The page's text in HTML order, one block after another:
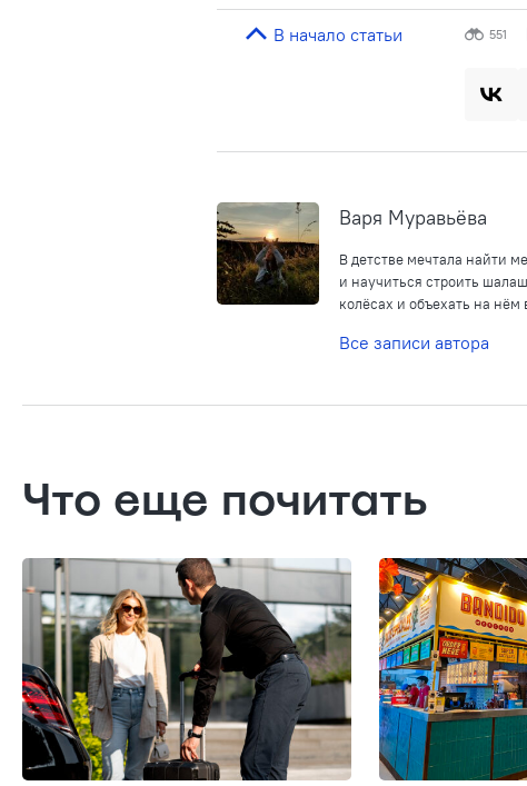
В начало статьи 551
Варя Муравьёва
В детстве мечтала найти
и научиться строить
колёсах и объехать на
Все записи автора
Что еще почитать